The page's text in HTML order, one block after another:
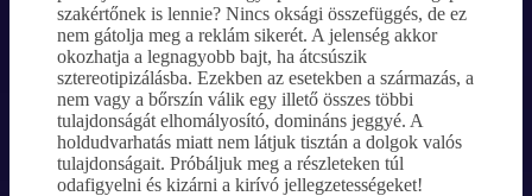
szakértőnek is lennie? Nincs oksági összefüggés, de ez
nem gátolja meg a reklám sikerét. A jelenség akkor
okozhatja a legnagyobb bajt, ha átcsúszik
sztereotipizálásba. Ezekben az esetekben a származás, a
nem vagy a bőrszín válik egy illető összes többi
tulajdonságát elhomályosító, domináns jeggyé. A
holdudvarhatás miatt nem látjuk tisztán a dolgok valós
tulajdonságait. Próbáljuk meg a részleteken túl
odafigyelni és kizárni a kirívó jellegzetességeket!